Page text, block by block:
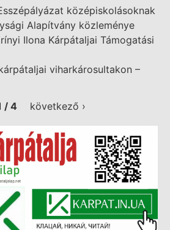
középiskolásoknak
Alapítvány közleménye
Ilona Kárpátaljai Támogatási
viharkárosultakon –
/ 4
következő ›